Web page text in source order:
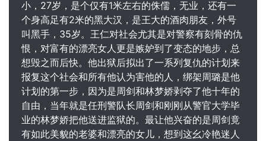
小，27岁，是个仅有1米左右的侏儒，无业，还有一
个身高足有2米的黑大汉，是王大的酒肉朋友，外号
叫黑手，35岁。王仁对社会尤其是对警察有刻骨的仇
恨，对富有的漂亮女人更是嫉妒到了变态的地步，总
想毁之而后快。他出狱后拟出了一系列复仇的计划来
报复这个社会和所有他认为害他的人，绑架周璐是他
计划的第一步，因为是周剑和林梦娇剥夺了他十年的
自由，当年就是任刑警队长周剑和刚刚从警官大学毕
业的林梦娇把他送进监狱的。最让他兴奋的是周剑竟
有如此美貌的老婆和漂亮的女儿，想到这幺冷艳迷人